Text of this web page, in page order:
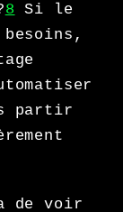
8 Si le
partir
de voir